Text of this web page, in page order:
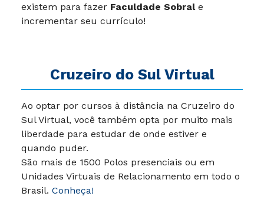
existem para fazer Faculdade Sobrale
incrementar seu currículo!
Cruzeiro do Sul Virtual
Ao optar por cursos à distância na Cruzeiro do
Sul Virtual, você também opta por muito mais
liberdade para estudar de onde estiver e
quando puder.
São mais de 1500 Polos presenciais ou em
Unidades Virtuais de Relacionamento em todo o
Brasil. Conheça!